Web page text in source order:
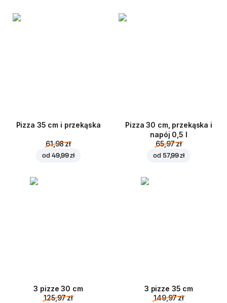
Pizza 35 cm i przekąska
61,98 zł
od 49,99 zł
Pizza 30 cm, przekąska i
napój 0,5 l
65,97 zł
od 57,99 zł
3 pizze 30 cm
125,97 zł
3 pizze 35 cm
149,97 zł